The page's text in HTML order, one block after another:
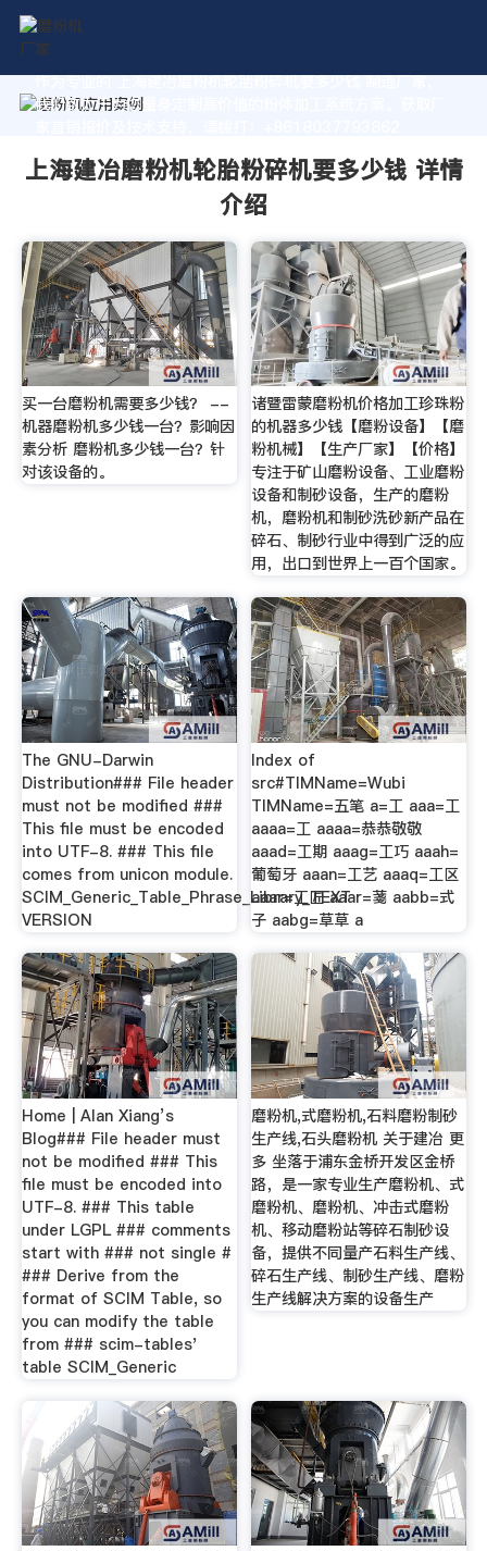
作为专业的 上海建冶磨粉机轮胎粉碎机要多少钱 制造厂家，
我们致力于为您量身定制高价值的粉体加工系统方案。获取厂
上海建冶磨粉机轮胎粉碎机要多少钱 详情
介绍
买一台磨粉机需要多少钱？ --
机器磨粉机多少钱一台？影响因
素分析 磨粉机多少钱一台？针
对该设备的。
诸暨雷蒙磨粉机价格加工珍珠粉
的机器多少钱【磨粉设备】【磨
粉机械】【生产厂家】【价格】
专注于矿山磨粉设备、工业磨粉
设备和制砂设备，生产的磨粉
机，磨粉机和制砂洗砂新产品在
碎石、制砂行业中得到广泛的应
用，出口到世界上一百个国家。
The GNU-Darwin
Distribution### File header
must not be modified ###
This file must be encoded
into UTF-8. ### This file
comes from unicon module.
SCIM_Generic_Table_Phrase_Library_TEXT
VERSION
Index of
src#TIMName=Wubi
TIMName=五笔 a=工 aaa=工
aaaa=工 aaaa=恭恭敬敬
aaad=工期 aaag=工巧 aaah=
葡萄牙 aaan=工艺 aaaq=工区
aaar=工匠 aaar=菚 aabb=式
子 aabg=草草 a
Home | Alan Xiang’s
Blog### File header must
not be modified ### This
file must be encoded into
UTF-8. ### This table
under LGPL ### comments
start with ### not single #
### Derive from the
format of SCIM Table, so
you can modify the table
from ### scim-tables'
table SCIM_Generic
磨粉机,式磨粉机,石料磨粉制砂
生产线,石头磨粉机 关于建冶 更
多 坐落于浦东金桥开发区金桥
路，是一家专业生产磨粉机、式
磨粉机、磨粉机、冲击式磨粉
机、移动磨粉站等碎石制砂设
备，提供不同量产石料生产线、
碎石生产线、制砂生产线、磨粉
生产线解决方案的设备生产